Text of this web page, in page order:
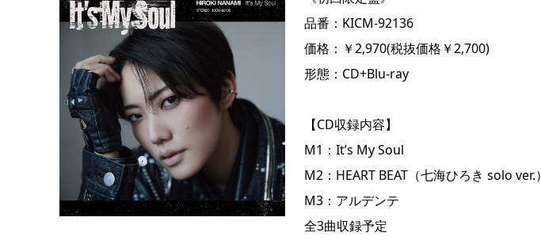
品番：KICM-92136
価格：￥2,970(税抜価格￥2,700)
形態：CD+Blu-ray
【CD収録内容】
M1：It’s My Soul
M2：HEART BEAT（七海ひろき solo ver.）
M3：アルデンテ
全3曲収録予定